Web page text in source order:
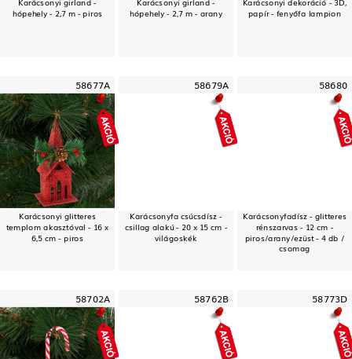
hópehely - 2,7 m - piros
hópehely - 2,7 m - arany
papír - fenyőfa lampion
58677A
Karácsonyi glitteres
templom akasztóval - 16 x
6,5 cm - piros
58679A
Karácsonyfa csúcsdísz -
csillag alakú - 20 x 15 cm -
világoskék
58680
Karácsonyfadísz - glitteres
rénszarvas - 12 cm -
piros/arany/ezüst - 4 db /
csomag
58702A 58762B 58773D